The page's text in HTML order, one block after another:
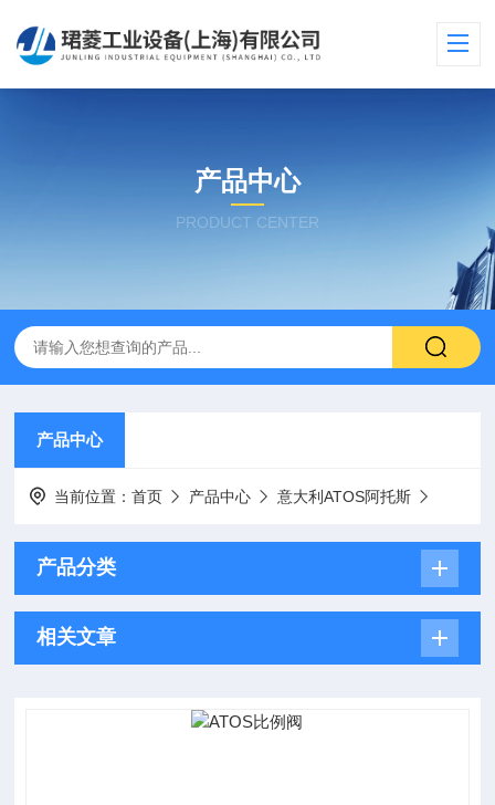
产品中心
PRODUCT CENTER
产品中心
当前位置：首页 产品中心 意大利ATOS阿托斯
产品分类
相关文章